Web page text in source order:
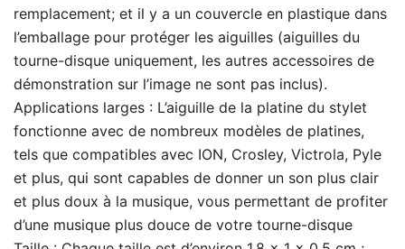
remplacement; et il y a un couvercle en plastique dans
l’emballage pour protéger les aiguilles (aiguilles du
tourne-disque uniquement, les autres accessoires de
démonstration sur l’image ne sont pas inclus).
Applications larges : L’aiguille de la platine du stylet
fonctionne avec de nombreux modèles de platines,
tels que compatibles avec ION, Crosley, Victrola, Pyle
et plus, qui sont capables de donner un son plus clair
et plus doux à la musique, vous permettant de profiter
d’une musique plus douce de votre tourne-disque